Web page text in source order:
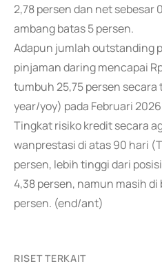
2,78 persen dan net sebesar
ambang batas 5 persen.
Adapun jumlah outstanding
pinjaman daring mencapai
tumbuh 25,75 persen
year/yoy) pada Februari
Tingkat risiko kredit secara
wanprestasi di atas 90 hari
persen, lebih tinggi dari
4,38 persen, namun masih
persen. (end/ant)
RISET TERKAIT